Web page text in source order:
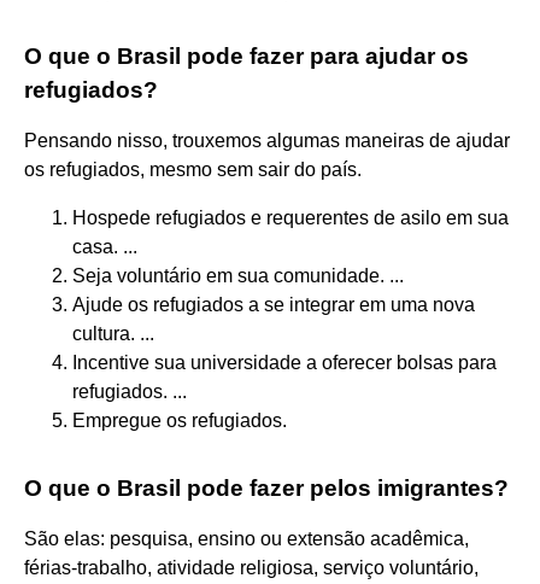
O que o Brasil pode fazer para ajudar os
refugiados?
Pensando nisso, trouxemos algumas maneiras de ajudar
os refugiados, mesmo sem sair do país.
Hospede refugiados e requerentes de asilo em sua
casa. ...
Seja voluntário em sua comunidade. ...
Ajude os refugiados a se integrar em uma nova
cultura. ...
Incentive sua universidade a oferecer bolsas para
refugiados. ...
Empregue os refugiados.
O que o Brasil pode fazer pelos imigrantes?
São elas: pesquisa, ensino ou extensão acadêmica,
férias-trabalho, atividade religiosa, serviço voluntário,